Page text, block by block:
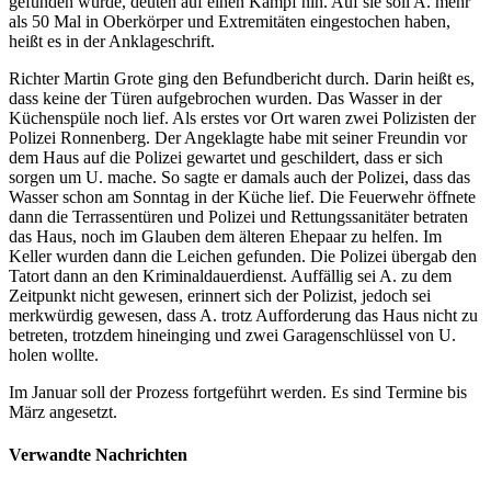
als 50 Mal in Oberkörper und Extremitäten eingestochen haben,
heißt es in der Anklageschrift.
Richter Martin Grote ging den Befundbericht durch. Darin heißt es,
dass keine der Türen aufgebrochen wurden. Das Wasser in der
Küchenspüle noch lief. Als erstes vor Ort waren zwei Polizisten der
Polizei Ronnenberg. Der Angeklagte habe mit seiner Freundin vor
dem Haus auf die Polizei gewartet und geschildert, dass er sich
sorgen um U. mache. So sagte er damals auch der Polizei, dass das
Wasser schon am Sonntag in der Küche lief. Die Feuerwehr öffnete
dann die Terrassentüren und Polizei und Rettungssanitäter betraten
das Haus, noch im Glauben dem älteren Ehepaar zu helfen. Im
Keller wurden dann die Leichen gefunden. Die Polizei übergab den
Tatort dann an den Kriminaldauerdienst. Auffällig sei A. zu dem
Zeitpunkt nicht gewesen, erinnert sich der Polizist, jedoch sei
merkwürdig gewesen, dass A. trotz Aufforderung das Haus nicht zu
betreten, trotzdem hineinging und zwei Garagenschlüssel von U.
holen wollte.
Im Januar soll der Prozess fortgeführt werden. Es sind Termine bis
März angesetzt.
Verwandte Nachrichten